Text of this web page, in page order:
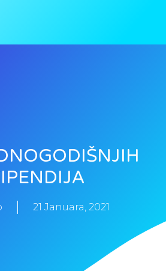
21 Januara, 2021